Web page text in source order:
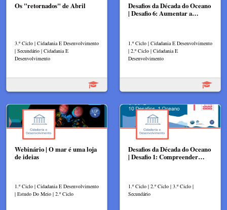
Os "retornados" de Abril
3.º Ciclo | Cidadania E Desenvolvimento
| Secundário | Cidadania E
Desenvolvimento
Desafios da Década do Oceano
| Desafio 6: Aumentar a…
1.º Ciclo | Cidadania E Desenvolvimento
| 2.º Ciclo | Cidadania E
Desenvolvimento
Webinário | O mar é uma loja
de ideias
1.º Ciclo | Cidadania E Desenvolvimento
| Estudo Do Meio | 2.º Ciclo
Desafios da Década do Oceano
| Desafio 1: Compreender…
1.º Ciclo | 2.º Ciclo | 3.º Ciclo |
Secundário